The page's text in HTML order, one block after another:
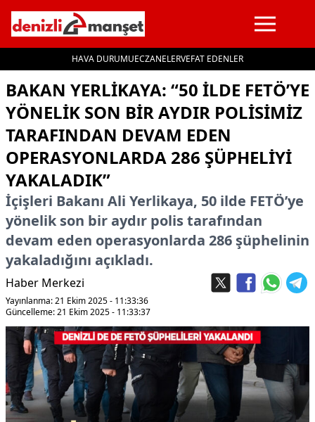
HAVA DURUMUECZANELERVEFAT EDENLER
BAKAN YERLİKAYA: “50 İLDE FETÖ’YE
YÖNELİK SON BİR AYDIR POLİSİMİZ
TARAFINDAN DEVAM EDEN
OPERASYONLARDA 286 ŞÜPHELİYİ
YAKALADIK”
İçişleri Bakanı Ali Yerlikaya, 50 ilde FETÖ’ye
yönelik son bir aydır polis tarafından
devam eden operasyonlarda 286 şüphelinin
yakaladığını açıkladı.
Haber Merkezi
Yayınlanma: 21 Ekim 2025 - 11:33:36
Güncelleme: 21 Ekim 2025 - 11:33:37